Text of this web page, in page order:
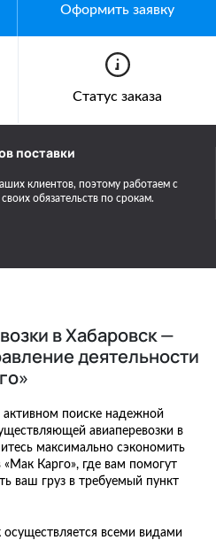
Оформить заявку
Статус заказа
поставки
клиентов, поэтому работаем с
обязательств по срокам.
в Хабаровск —
деятельности
активном поиске надежной
авиаперевозки в
максимально сэкономить
Карго», где вам помогут
ваш груз в требуемый пункт
осуществляется всеми видами